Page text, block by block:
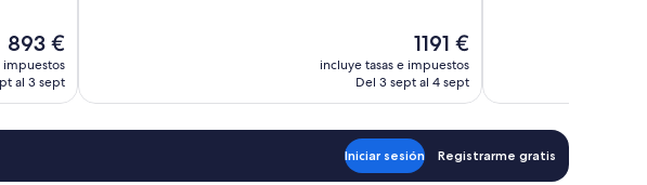
El
precio
actual
893 €
893 €
impuestos
al 3 sept
El
precio
actual
1191 €
1191 €
incluye tasas e impuestos
Del 3 sept al 4 sept
Iniciar sesión Registrarme gratis